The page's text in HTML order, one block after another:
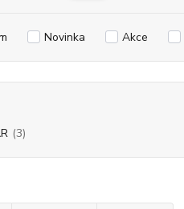
Novinka Akce
(3)